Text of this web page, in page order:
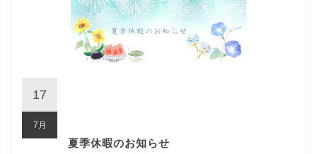
17
7月
夏季休暇のお知らせ